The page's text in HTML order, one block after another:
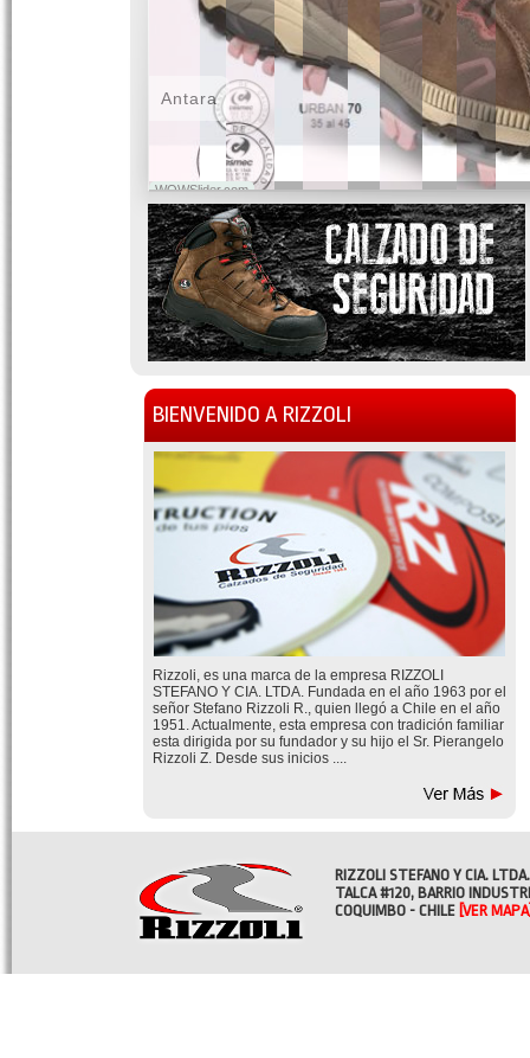
WOWSlider.com
Antara
BIENVENIDO A RIZZOLI
Rizzoli, es una marca de la empresa RIZZOLI
STEFANO Y CIA. LTDA. Fundada en el año 1963 por el
señor Stefano Rizzoli R., quien llegó a Chile en el año
1951. Actualmente, esta empresa con tradición familiar
esta dirigida por su fundador y su hijo el Sr. Pierangelo
Rizzoli Z. Desde sus inicios ....
RIZZOLI STEFANO Y CIA. LTDA.
TALCA #120, BARRIO
COQUIMBO - CHILE [VER